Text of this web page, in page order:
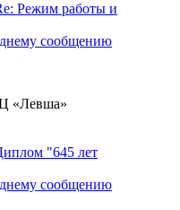
Режим работы и
сообщению
«Левша»
"645 лет
сообщению